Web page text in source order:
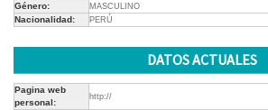
Género: MASCULINO
Nacionalidad: PERÚ
DATOS ACTUALES
Pagina web
personal:
http://